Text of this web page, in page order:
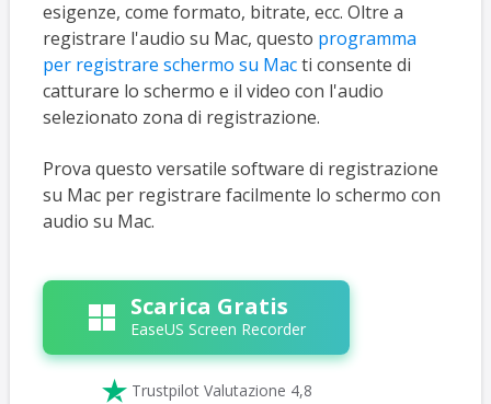
esigenze, come formato, bitrate, ecc. Oltre a
registrare l'audio su Mac, questo programma
per registrare schermo su Macti consente di
catturare lo schermo e il video con l'audio
selezionato zona di registrazione.
Prova questo versatile software di registrazione
su Mac per registrare facilmente lo schermo con
audio su Mac.
Scarica Gratis
EaseUS Screen Recorder
 Trustpilot Valutazione 4,8